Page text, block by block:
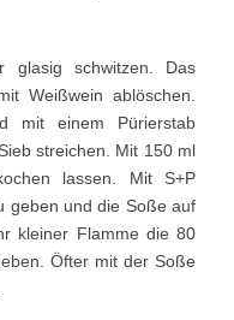
glasig schwitzen. Das
Weißwein ablöschen.
mit einem Pürierstab
streichen. Mit 150 ml
lassen. Mit S+P
geben und die Soße auf
kleiner Flamme die 80
Öfter mit der Soße